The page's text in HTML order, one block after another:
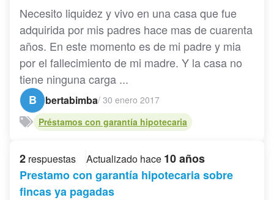
Necesito liquidez y vivo en una casa que fue
adquirida por mis padres hace mas de cuarenta
años. En este momento es de mi padre y mia
por el fallecimiento de mi madre. Y la casa no
tiene ninguna carga ...
B
bertabimba/ 30 enero 2017
Préstamos con garantía hipotecaria
2 respuestas Actualizado hace 10 años
Prestamo con garantía hipotecaria sobre
fincas ya pagadas